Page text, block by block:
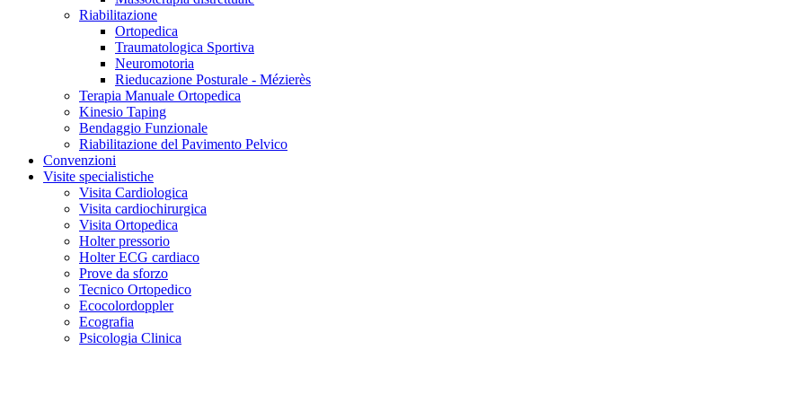
Riabilitazione
Ortopedica
Traumatologica Sportiva
Neuromotoria
Rieducazione Posturale - Mézierès
Terapia Manuale Ortopedica
Kinesio Taping
Bendaggio Funzionale
Riabilitazione del Pavimento Pelvico
Convenzioni
Visite specialistiche
Visita Cardiologica
Visita cardiochirurgica
Visita Ortopedica
Holter pressorio
Holter ECG cardiaco
Prove da sforzo
Tecnico Ortopedico
Ecocolordoppler
Ecografia
Psicologia Clinica